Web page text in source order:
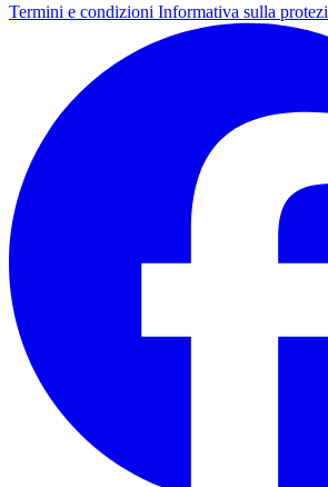
Termini e condizioni Informativa sulla